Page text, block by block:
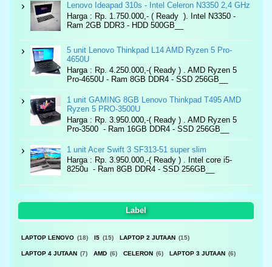
Lenovo Ideapad 310s - Intel Celeron N3350 2,4 GHz
Harga : Rp. 1.750.000,- ( Ready ). Intel N3350 -
Ram 2GB DDR3 - HDD 500GB__
5 unit Lenovo Thinkpad L14 AMD Ryzen 5 Pro-
4650U
Harga : Rp. 4.250.000,-( Ready ) . AMD Ryzen 5
Pro-4650U - Ram 8GB DDR4 - SSD 256GB__
1 unit GAMING 8GB Lenovo Thinkpad T495 AMD
Ryzen 5 PRO-3500U
Harga : Rp. 3.950.000,-( Ready ) . AMD Ryzen 5
Pro-3500 - Ram 16GB DDR4 - SSD 256GB__
1 unit Acer Swift 3 SF313-51 super slim
Harga : Rp. 3.950.000,-( Ready ) . Intel core i5-
8250u - Ram 8GB DDR4 - SSD 256GB__
Label
LAPTOP LENOVO (18) I5 (15) LAPTOP 2 JUTAAN (15)
LAPTOP 4 JUTAAN (7) AMD (6) CELERON (6) LAPTOP 3 JUTAAN (6)